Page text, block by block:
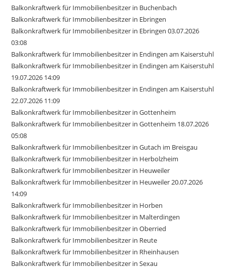
Balkonkraftwerk für Immobilienbesitzer in Buchenbach
Balkonkraftwerk für Immobilienbesitzer in Ebringen
Balkonkraftwerk für Immobilienbesitzer in Ebringen 03.07.2026
03:08
Balkonkraftwerk für Immobilienbesitzer in Endingen am Kaiserstuhl
Balkonkraftwerk für Immobilienbesitzer in Endingen am Kaiserstuhl
19.07.2026 14:09
Balkonkraftwerk für Immobilienbesitzer in Endingen am Kaiserstuhl
22.07.2026 11:09
Balkonkraftwerk für Immobilienbesitzer in Gottenheim
Balkonkraftwerk für Immobilienbesitzer in Gottenheim 18.07.2026
05:08
Balkonkraftwerk für Immobilienbesitzer in Gutach im Breisgau
Balkonkraftwerk für Immobilienbesitzer in Herbolzheim
Balkonkraftwerk für Immobilienbesitzer in Heuweiler
Balkonkraftwerk für Immobilienbesitzer in Heuweiler 20.07.2026
14:09
Balkonkraftwerk für Immobilienbesitzer in Horben
Balkonkraftwerk für Immobilienbesitzer in Malterdingen
Balkonkraftwerk für Immobilienbesitzer in Oberried
Balkonkraftwerk für Immobilienbesitzer in Reute
Balkonkraftwerk für Immobilienbesitzer in Rheinhausen
Balkonkraftwerk für Immobilienbesitzer in Sexau